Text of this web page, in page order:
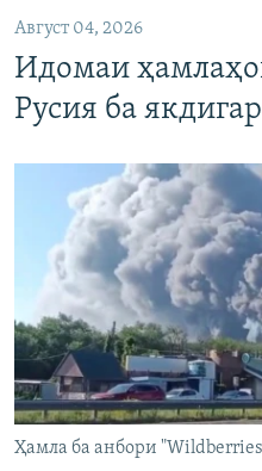
Август 04, 2026
Идомаи
Русия ба якдигар
Ҳамла ба анбори